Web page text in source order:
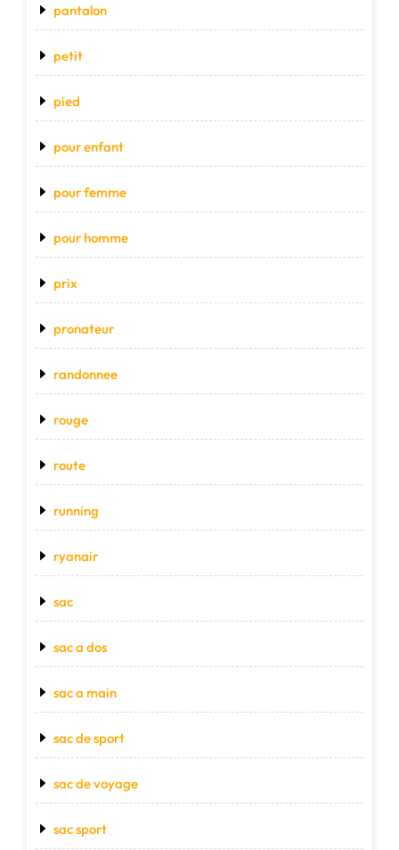
pantalon
petit
pied
pour enfant
pour femme
pour homme
prix
pronateur
randonnee
rouge
route
running
ryanair
sac
sac a dos
sac a main
sac de sport
sac de voyage
sac sport